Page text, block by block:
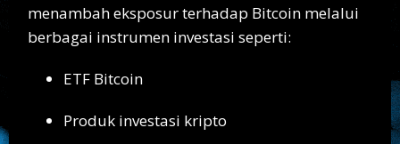
menambah eksposur terhadap Bitcoin melalui
berbagai instrumen investasi seperti:
ETF Bitcoin
Produk investasi kripto